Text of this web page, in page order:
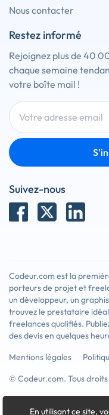
Nous contacter
Restez informé
Rejoignez plus de 40
chaque semaine
votre boîte mail !
Suivez-nous
Codeur.com est la
porteurs de projet et
un développeur, un
trouvez le prestataire
freelances qualifiés.
des devis en quelques
Mentions légales
© Codeur.com. Tous
En utilisant ce site,